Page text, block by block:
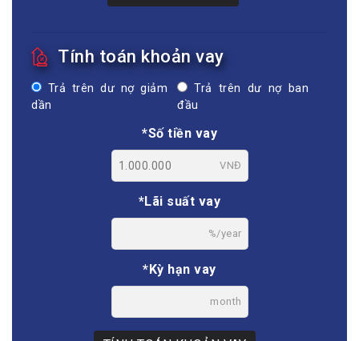
Tính toán khoản vay
Trả trên dư nợ giảm
dần
Trả trên dư nợ ban
đầu
*Số tiền vay
VNĐ
*Lãi suất vay
%/year
*Kỳ hạn vay
month